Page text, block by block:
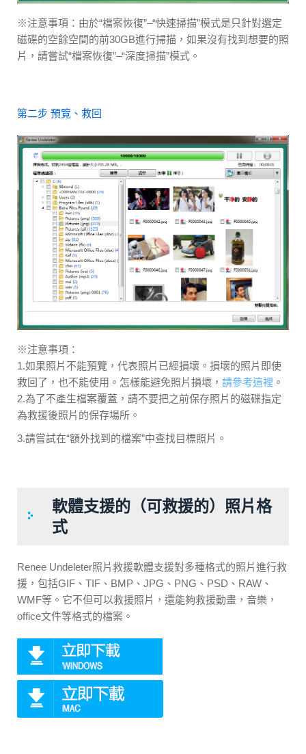
※注意事項：由於“檔案恢復”–“快速掃描”模式是只針對選定
磁碟的空餘空間的前30GB進行掃描，如果沒有找到想要的照
片，請嘗試“檔案恢復”–“深度掃描”模式。
第二步 預覽、救回
※注意事項：
1.如果照片不能預覽，代表照片已經損壞。損壞的照片即使
救回了，也不能使用。怎樣能避免照片損壞， 請參考這裡 。
2.為了不產生檔案覆蓋，請不要把之前保存照片的磁碟指定
為救援後照片的保存場所。
3.請嘗試在“額外找到的檔案”中查找目標照片。
軟體支援的（可救援的）照片格
式
Renee Undeleter照片救援軟體支援對多種格式的照片進行救
援，包括GIF、TIF、BMP、JPG、PNG、PSD、RAW、
WMF等。它不但可以救援照片，還能夠救援動畫，音樂，
office文件等格式的檔案。